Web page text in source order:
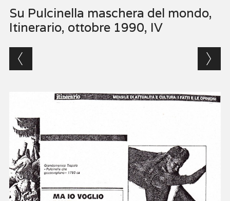
Su Pulcinella maschera del mondo,
Itinerario, ottobre 1990, IV